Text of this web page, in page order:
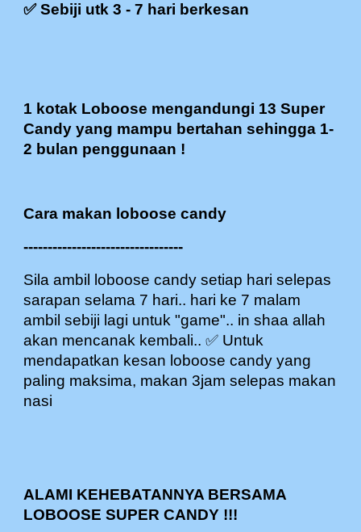
✅ Sebiji utk 3 - 7 hari berkesan
1 kotak Loboose mengandungi 13 Super
Candy yang mampu bertahan sehingga 1-
2 bulan penggunaan !
Cara makan loboose candy
---------------------------------
Sila ambil loboose candy setiap hari selepas
sarapan selama 7 hari.. hari ke 7 malam
ambil sebiji lagi untuk "game".. in shaa allah
akan mencanak kembali.. ✅ Untuk
mendapatkan kesan loboose candy yang
paling maksima, makan 3jam selepas makan
nasi
ALAMI KEHEBATANNYA BERSAMA
LOBOOSE SUPER CANDY !!!